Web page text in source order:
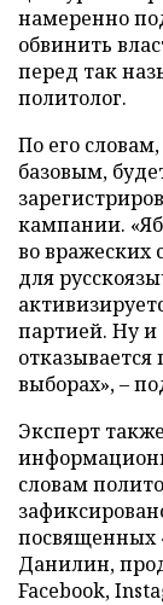
намеренно
обвинить
перед так
политолог.
По его
базовым,
кампании.
во вражеских
для
партией. Ну и
выборах», –
Эксперт
словам
посвященных
Данилин,
Facebook,